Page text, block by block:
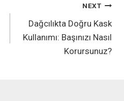
NEXT
Dağcılıkta Doğru Kask
Kullanımı: Başınızı Nasıl
Korursunuz?